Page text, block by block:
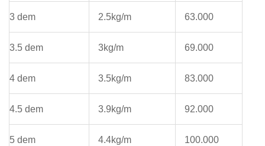
3 dem 2.5kg/m 63.000
3.5 dem 3kg/m 69.000
4 dem 3.5kg/m 83.000
4.5 dem 3.9kg/m 92.000
5 dem 4.4kg/m 100.000